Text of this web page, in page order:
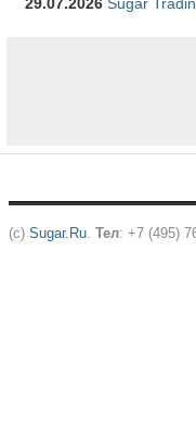
(c) Sugar.Ru. Тел: +7 (495)